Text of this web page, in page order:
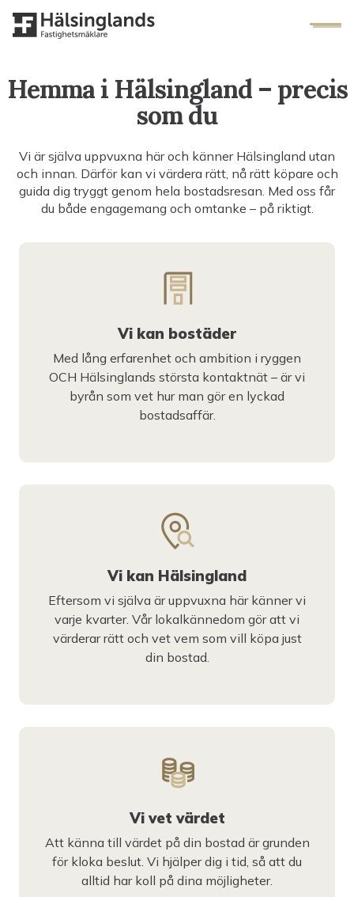
Hemma i Hälsingland – precis
som du
Vi är själva uppvuxna här och känner Hälsingland utan
och innan. Därför kan vi värdera rätt, nå rätt köpare och
guida dig tryggt genom hela bostadsresan. Med oss får
du både engagemang och omtanke – på riktigt.
Vi kan bostäder
Med lång erfarenhet och ambition i ryggen
OCH Hälsinglands största kontaktnät – är vi
byrån som vet hur man gör en lyckad
bostadsaffär.
Vi kan Hälsingland
Eftersom vi själva är uppvuxna här känner vi
varje kvarter. Vår lokalkännedom gör att vi
värderar rätt och vet vem som vill köpa just
din bostad.
Vi vet värdet
Att känna till värdet på din bostad är grunden
för kloka beslut. Vi hjälper dig i tid, så att du
alltid har koll på dina möjligheter.